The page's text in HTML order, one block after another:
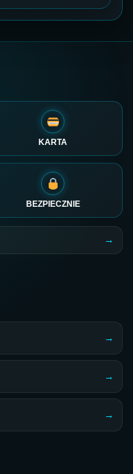
KARTA
BEZPIECZNIE